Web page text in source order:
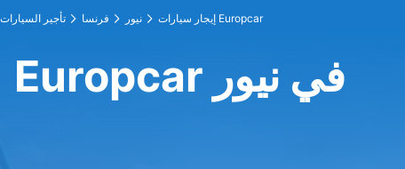
تأجير السيارات فرنسا نيور إيجار سيارات Europcar
Europcar في نيور